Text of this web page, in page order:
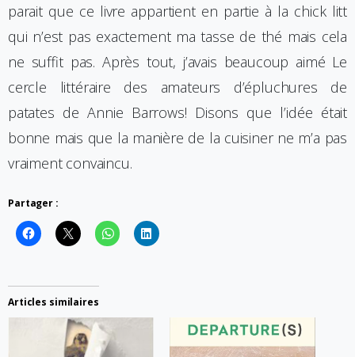
parait que ce livre appartient en partie à la chick litt
qui n’est pas exactement ma tasse de thé mais cela
ne suffit pas. Après tout, j’avais beaucoup aimé Le
cercle littéraire des amateurs d’épluchures de
patates de Annie Barrows! Disons que l’idée était
bonne mais que la manière de la cuisiner ne m’a pas
vraiment convaincu.
Partager :
Articles similaires